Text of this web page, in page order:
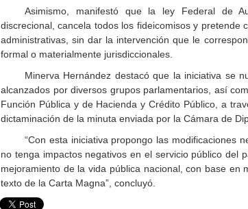
Asimismo, manifestó que la ley Federal de
discrecional, cancela todos los fideicomisos y pretende
administrativas, sin dar la intervención que le
formal o materialmente jurisdiccionales.
Minerva Hernández destacó que la iniciativa se
alcanzados por diversos grupos parlamentarios, así
Función Pública y de Hacienda y Crédito Público, a
dictaminación de la minuta enviada por la Cámara de
“Con esta iniciativa propongo las modificaciones
no tenga impactos negativos en el servicio público del
mejoramiento de la vida pública nacional, con base en
texto de la Carta Magna”, concluyó.